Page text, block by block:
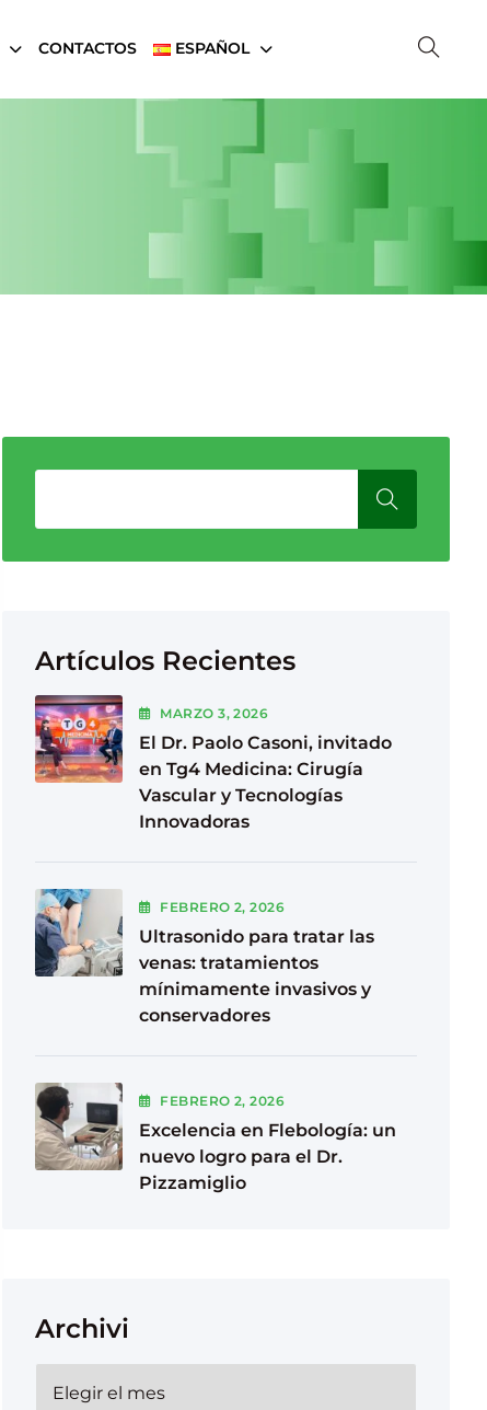
CONTACTOS ESPAÑOL
Artículos Recientes
MARZO3, 2026
El Dr. Paolo Casoni, invitado
en Tg4 Medicina: Cirugía
Vascular y Tecnologías
Innovadoras
FEBRERO 2, 2026
Ultrasonido para tratar las
venas: tratamientos
mínimamente invasivos y
conservadores
FEBRERO 2, 2026
Excelencia en Flebología: un
nuevo logro para el Dr.
Pizzamiglio
Archivi